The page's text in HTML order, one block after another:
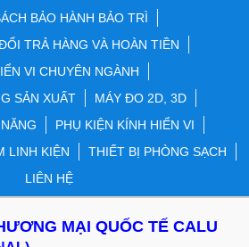
BẢO HÀNH BẢO TRÌ
TRẢ HÀNG VÀ HOÀN TIỀN
VI CHUYÊN NGÀNH
SẢN XUẤT
MÁY ĐO 2D, 3D
PHỤ KIỆN KÍNH HIỂN VI
LINH KIỆN
THIẾT BỊ PHÒNG SẠCH
LIÊN HỆ
MẠI QUỐC TẾ CALU